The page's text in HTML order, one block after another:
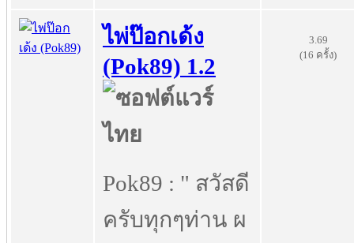
ไพ่ป๊อกเด้ง
(Pok89) 1.2
Pok89 : " สวัสดี
ครับทุกๆท่าน ผ
3.69
(16 ครั้ง)